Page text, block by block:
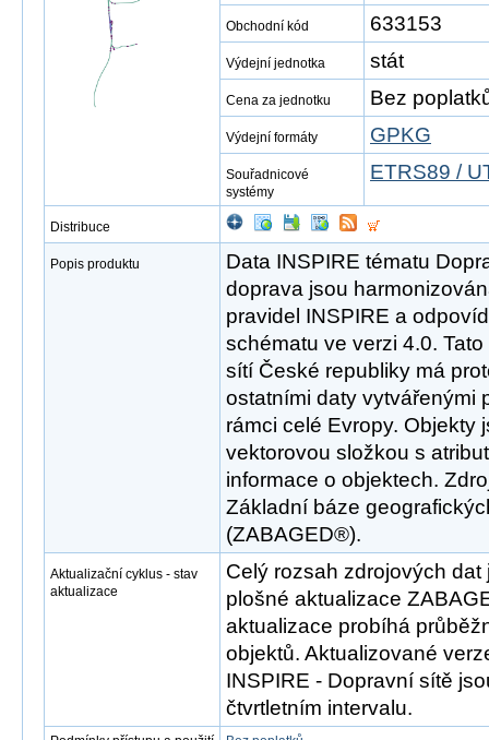
Obchodní kód 633153
Výdejní jednotka stát
Cena za jednotku Bez
Výdejní formáty GPKG
Souřadnicové
systémy
ETRS89 /
Distribuce
Popis produktu
Data INSPIRE tématu
doprava jsou
pravidel INSPIRE a
schématu ve verzi 4.0.
sítí České republiky má
ostatními daty vytvářenými
rámci celé Evropy. Objekty
vektorovou složkou s
informace o objektech.
Základní báze
(ZABAGED®).
Aktualizační cyklus - stav
aktualizace
Celý rozsah zdrojových
plošné aktualizace
aktualizace probíhá
objektů. Aktualizované
INSPIRE - Dopravní sítě
čtvrtletním intervalu.